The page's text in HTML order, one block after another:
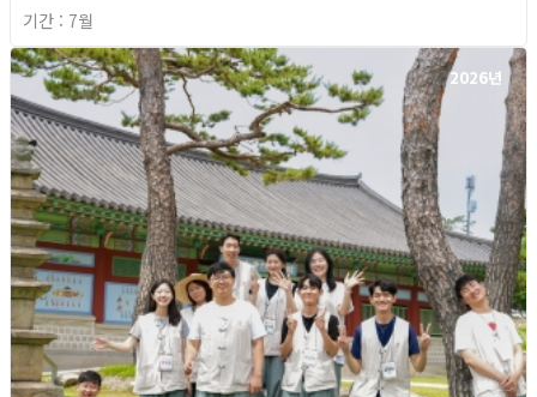
기간 : 7월
2026년